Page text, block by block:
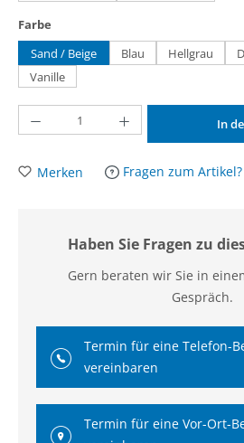
Farbe
Sand / Beige
Blau Hellgrau
Vanille
Produkt Anzahl: Gib den gewünschten Wert
In
Merken Fragen zum Artikel?
Haben Sie Fragen zu
Gern beraten wir Sie in
Gespräch.
Termin für eine Telefon-
vereinbaren
Termin für eine Vor-Ort-